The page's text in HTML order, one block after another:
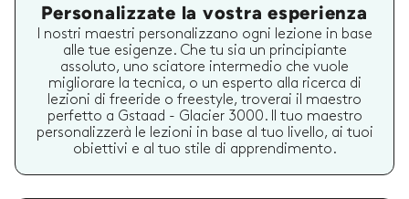
Personalizzate la vostra esperienza
I nostri maestri personalizzano ogni lezione in base
alle tue esigenze. Che tu sia un principiante
assoluto, uno sciatore intermedio che vuole
migliorare la tecnica, o un esperto alla ricerca di
lezioni di freeride o freestyle, troverai il maestro
perfetto a Gstaad - Glacier 3000. Il tuo maestro
personalizzerà le lezioni in base al tuo livello, ai tuoi
obiettivi e al tuo stile di apprendimento.